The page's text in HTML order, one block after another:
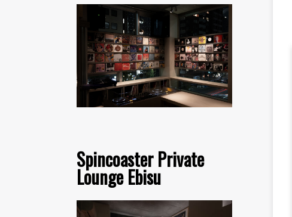
Spincoaster Private
Lounge Ebisu